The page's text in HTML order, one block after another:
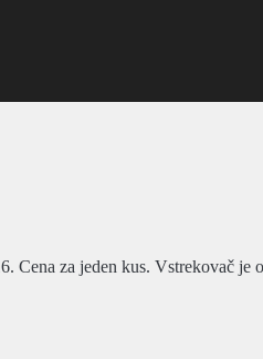
za jeden kus. Vstrekovač je